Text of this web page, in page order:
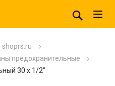
shoprs.ru
предохранительные
30 x 1/2″